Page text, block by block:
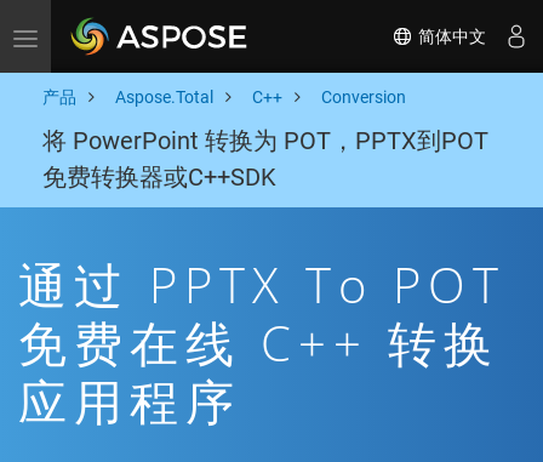
Toggle navigation 简体中文
产品 Aspose.Total C++ Conversion
将 PowerPoint 转换为 POT，PPTX到POT
免费转换器或C++SDK
通过 PPTX To POT
免费在线 C++ 转换
应用程序